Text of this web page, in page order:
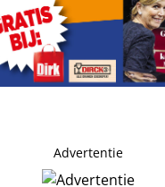
Advertentie